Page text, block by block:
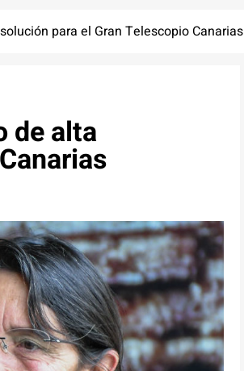
para el Gran Telescopio Canarias
de alta